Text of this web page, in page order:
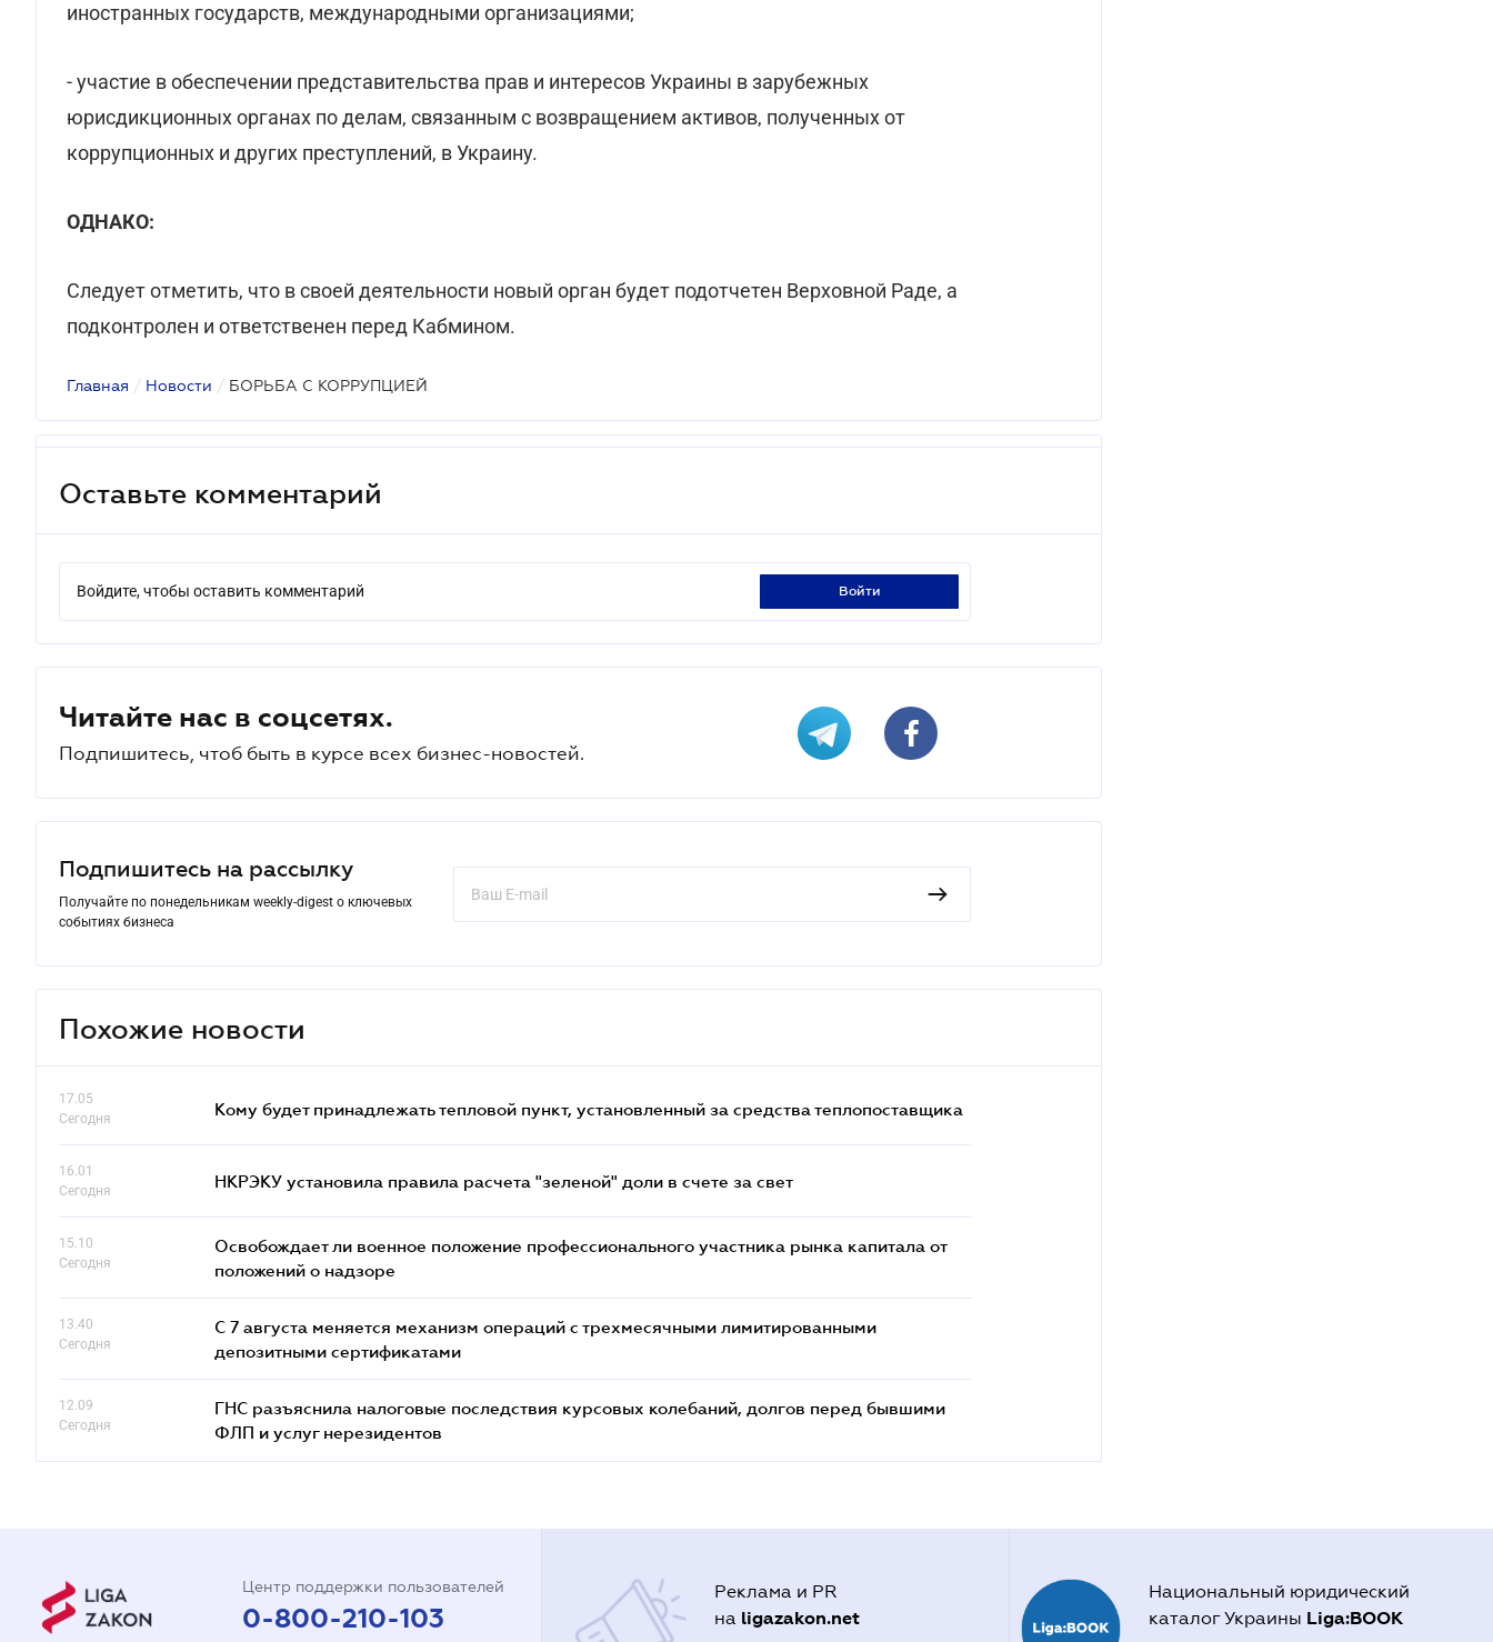
иностранных государств, международными организациями;
- участие в обеспечении представительства прав и интересов Украины в зарубежных
юрисдикционных органах по делам, связанным с возвращением активов, полученных от
коррупционных и других преступлений, в Украину.
ОДНАКО:
Следует отметить, что в своей деятельности новый орган будет подотчетен Верховной Раде, а
подконтролен и ответственен перед Кабмином.
Главная / Новости / БОРЬБА С КОРРУПЦИЕЙ
Оставьте комментарий
Войдите, чтобы оставить комментарий войти
Читайте нас в соцсетях.
Подпишитесь, чтоб быть в курсе всех бизнес-новостей.
Подпишитесь на рассылку
Получайте по понедельникам weekly-digest о ключевых
событиях бизнеса
Похожие новости
17.05
Сегодня
Кому будет принадлежать тепловой пункт, установленный за средства теплопоставщика
16.01
Сегодня
НКРЭКУ установила правила расчета "зеленой" доли в счете за свет
15.10
Сегодня
Освобождает ли военное положение профессионального участника рынка капитала от
положений о надзоре
13.40
Сегодня
С 7 августа меняется механизм операций с трехмесячными лимитированными
депозитными сертификатами
12.09
Сегодня
ГНС разъяснила налоговые последствия курсовых колебаний, долгов перед бывшими
ФЛП и услуг нерезидентов
Центр поддержки пользователей
0-800-210-103
Реклама и PR
на ligazakon.net
Национальный юридический
каталог Украины Liga:BOOK